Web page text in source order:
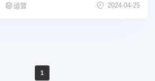
运营 2024-04-25
1